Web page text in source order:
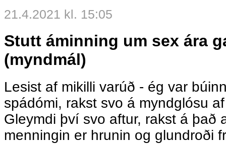
21.4.2021 kl. 15:05
Stutt áminning um sex ára
(myndmál)
Lesist af mikilli varúð - ég var
spádómi, rakst svo á myndglósu
Gleymdi því svo aftur, rakst á það
menningin er hrunin og glundroði